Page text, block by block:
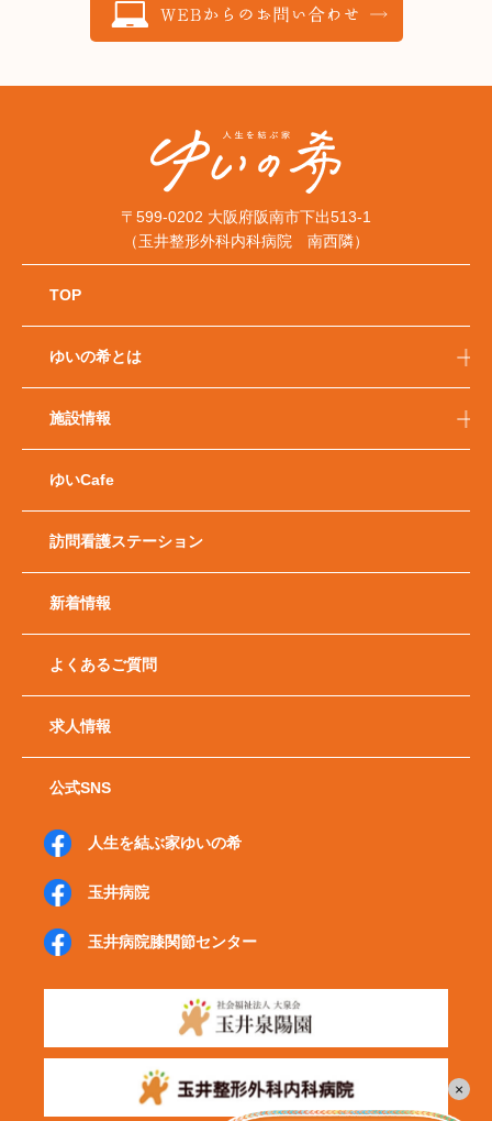
〒599-0202 大阪府阪南市下出513-1
（玉井整形外科内科病院 南西隣）
TOP
ゆいの希とは
施設情報
ゆいCafe
訪問看護ステーション
新着情報
よくあるご質問
求人情報
公式SNS
人生を結ぶ家ゆいの希
玉井病院
玉井病院膝関節センター
×